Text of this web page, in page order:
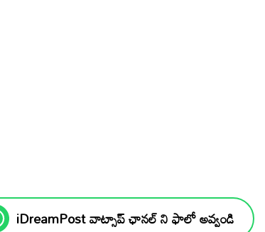
iDreamPost వాట్సాప్ ఛానల్ ని ఫాలో అవ్వండి